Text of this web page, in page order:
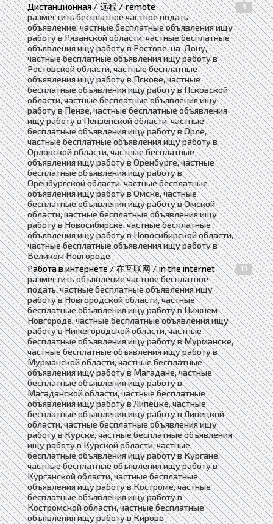
Дистанционная / 远程 / remote
3
разместить бесплатное частное подать
объявление, частные бесплатные объявления ищу
работу в Рязанской области, частные бесплатные
объявления ищу работу в Ростове-на-Дону,
частные бесплатные объявления ищу работу в
Ростовской области, частные бесплатные
объявления ищу работу в Пскове, частные
бесплатные объявления ищу работу в Псковской
области, частные бесплатные объявления ищу
работу в Пензе, частные бесплатные объявления
ищу работу в Пензенской области, частные
бесплатные объявления ищу работу в Орле,
частные бесплатные объявления ищу работу в
Орловской области, частные бесплатные
объявления ищу работу в Оренбурге, частные
бесплатные объявления ищу работу в
Оренбургской области, частные бесплатные
объявления ищу работу в Омске, частные
бесплатные объявления ищу работу в Омской
области, частные бесплатные объявления ищу
работу в Новосибирске, частные бесплатные
объявления ищу работу в Новосибирской области,
частные бесплатные объявления ищу работу в
Великом Новгороде
Работа в интернете / 在互联网 / in the internet
10
разместить объявление частное бесплатное
подать, частные бесплатные объявления ищу
работу в Новгородской области, частные
бесплатные объявления ищу работу в Нижнем
Новгороде, частные бесплатные объявления ищу
работу в Нижегородской области, частные
бесплатные объявления ищу работу в Мурманске,
частные бесплатные объявления ищу работу в
Мурманской области, частные бесплатные
объявления ищу работу в Магадане, частные
бесплатные объявления ищу работу в
Магаданской области, частные бесплатные
объявления ищу работу в Липецке, частные
бесплатные объявления ищу работу в Липецкой
области, частные бесплатные объявления ищу
работу в Курске, частные бесплатные объявления
ищу работу в Курской области, частные
бесплатные объявления ищу работу в Кургане,
частные бесплатные объявления ищу работу в
Курганской области, частные бесплатные
объявления ищу работу в Костроме, частные
бесплатные объявления ищу работу в
Костромской области, частные бесплатные
объявления ищу работу в Кирове